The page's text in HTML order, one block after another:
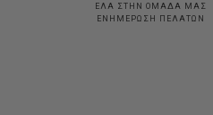
ΕΛΑ ΣΤΗΝ ΟΜΑΔΑ ΜΑΣ
ΕΝΗΜΕΡΩΣΗ ΠΕΛΑΤΩΝ